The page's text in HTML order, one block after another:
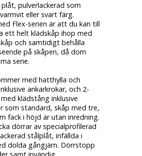
pulverlackerad som
eller svart färg.
Flex-serien är att du kan till
ett helt klädskåp ihop med
och samtidigt behålla
på skåpen, då dom
serie.
med hatthylla och
ankarkrokar, och 2-
klädstång inklusive
som standard, skåp med tre,
fack i höjd är utan inredning.
dörrar av specialprofilerad
stålplåt, infällda i
dolda gångjärn. Dörrstopp